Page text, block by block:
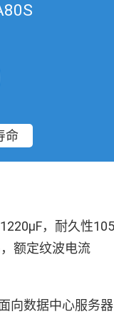
命
，耐久性
额定纹波电流
向数据中心服务